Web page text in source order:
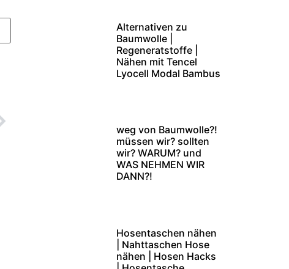
Alternativen zu
Baumwolle |
Regeneratstoffe |
Nähen mit Tencel
Lyocell Modal Bambus
weg von Baumwolle?!
müssen wir? sollten
wir? WARUM? und
WAS NEHMEN WIR
DANN?!
Hosentaschen nähen
| Nahttaschen Hose
nähen | Hosen Hacks